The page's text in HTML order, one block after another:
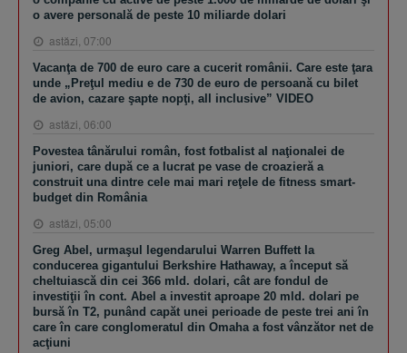
o avere personală de peste 10 miliarde dolari
astăzi, 07:00
Vacanţa de 700 de euro care a cucerit românii. Care este ţara
unde „Preţul mediu e de 730 de euro de persoană cu bilet
de avion, cazare şapte nopţi, all inclusive” VIDEO
astăzi, 06:00
Povestea tânărului român, fost fotbalist al naţionalei de
juniori, care după ce a lucrat pe vase de croazieră a
construit una dintre cele mai mari reţele de fitness smart-
budget din România
astăzi, 05:00
Greg Abel, urmaşul legendarului Warren Buffett la
conducerea gigantului Berkshire Hathaway, a început să
cheltuiască din cei 366 mld. dolari, cât are fondul de
investiţii în cont. Abel a investit aproape 20 mld. dolari pe
bursă în T2, punând capăt unei perioade de peste trei ani în
care în care conglomeratul din Omaha a fost vânzător net de
acţiuni